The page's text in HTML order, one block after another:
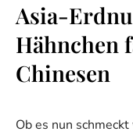
Asia-
Hähnchen
Chinesen
Ob es nun